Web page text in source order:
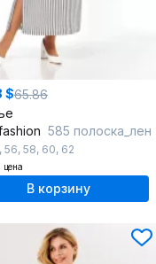
$65.86
585 полоска_лен
, 56, 58, 60, 62
В корзину